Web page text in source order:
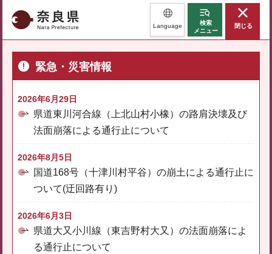
奈良県 Language
検索
メニュー
閉じる
緊急・災害情報
2026年6月29日
県道東川河合線（上北山村小橡）の路肩決壊及び
法面崩落による通行止について
2026年8月5日
国道168号（十津川村平谷）の崩土による通行止に
ついて(迂回路有り)
2026年6月3日
県道大又小川線（東吉野村大又）の法面崩落によ
る通行止について